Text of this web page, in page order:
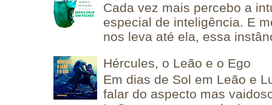
Cada vez mais percebo a
especial de inteligência. E
nos leva até ela, essa
Hércules, o Leão e o Ego
Em dias de Sol em Leão e
falar do aspecto mas